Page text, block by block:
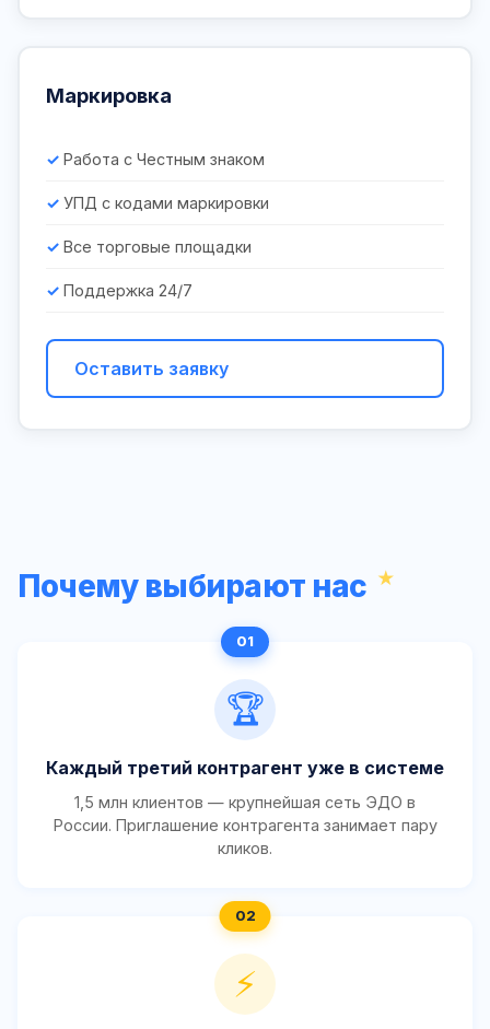
Маркировка
Работа с Честным знаком
УПД с кодами маркировки
Все торговые площадки
Поддержка 24/7
Оставить заявку
Почему выбирают нас
🏆
Каждый третий контрагент уже в системе
1,5 млн клиентов — крупнейшая сеть ЭДО в
России. Приглашение контрагента занимает пару
кликов.
⚡